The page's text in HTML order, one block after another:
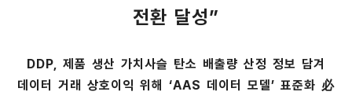
전환 달성”
DDP, 제품 생산 가치사슬 탄소 배출량 산정 정보 담겨
데이터 거래 상호이익 위해 ‘AAS 데이터 모델’ 표준화 必